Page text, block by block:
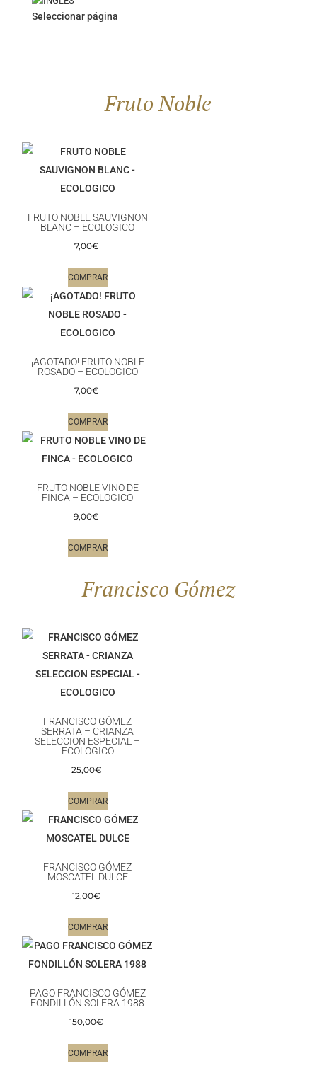
Seleccionar página
Fruto Noble
FRUTO NOBLE SAUVIGNON
BLANC – ECOLOGICO
7,00€
COMPRAR
¡AGOTADO! FRUTO NOBLE
ROSADO – ECOLOGICO
7,00€
COMPRAR
FRUTO NOBLE VINO DE
FINCA – ECOLOGICO
9,00€
COMPRAR
Francisco Gómez
FRANCISCO GÓMEZ
SERRATA – CRIANZA
SELECCION ESPECIAL –
ECOLOGICO
25,00€
COMPRAR
FRANCISCO GÓMEZ
MOSCATEL DULCE
12,00€
COMPRAR
PAGO FRANCISCO GÓMEZ
FONDILLÓN SOLERA 1988
150,00€
COMPRAR